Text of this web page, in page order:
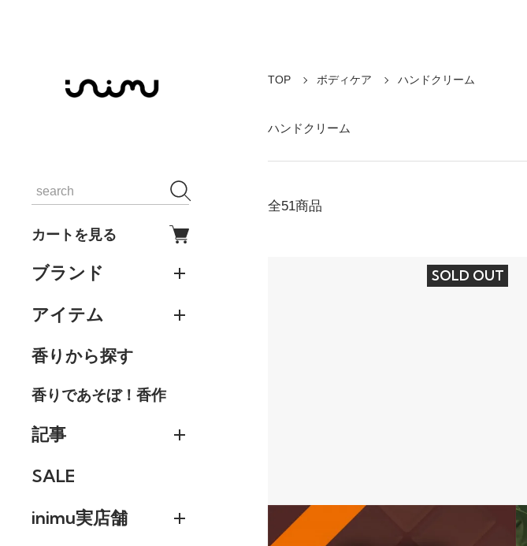
カートを見る
ブランド
アイテム
香りから探す
香りであそぼ！香作
記事
SALE
inimu実店舗
TOP ボディケア ハンドクリーム
ハンドクリーム
全51商品
SOLD OUT